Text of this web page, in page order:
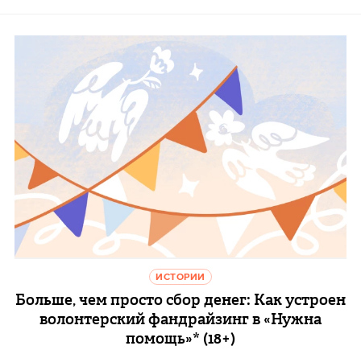
ИСТОРИИ
Больше, чем просто сбор денег: Как устроен
волонтерский фандрайзинг в «Нужна
помощь»* (18+)